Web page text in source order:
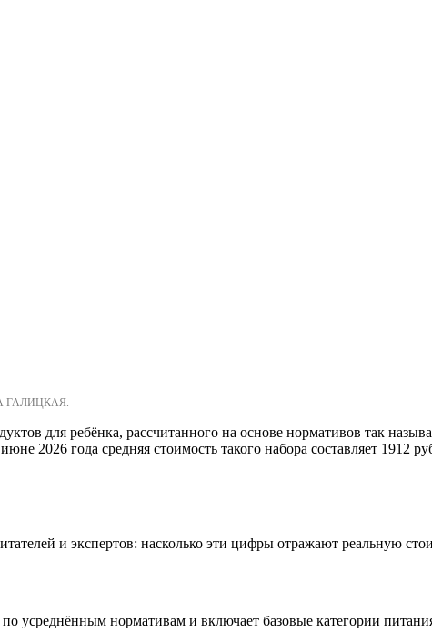
ГАЛИЦКАЯ.
для ребёнка, рассчитанного на основе нормативов так
2026 года средняя стоимость такого набора составляет 1912
и экспертов: насколько эти цифры отражают реальную
усреднённым нормативам и включает базовые категории